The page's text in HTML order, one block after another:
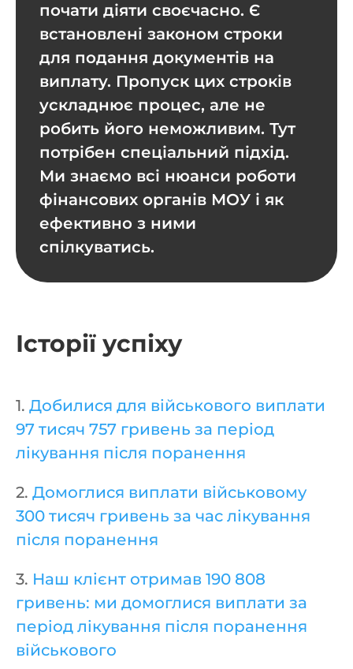
почати діяти своєчасно. Є
встановлені законом строки
для подання документів на
виплату. Пропуск цих строків
ускладнює процес, але не
робить його неможливим. Тут
потрібен спеціальний підхід.
Ми знаємо всі нюанси роботи
фінансових органів МОУ і як
ефективно з ними
спілкуватись.
Історії успіху
1. Добилися для військового виплати
97 тисяч 757 гривень за період
лікування після поранення
2. Домоглися виплати військовому
300 тисяч гривень за час лікування
після поранення
3. Наш клієнт отримав 190 808
гривень: ми домоглися виплати за
період лікування після поранення
військового